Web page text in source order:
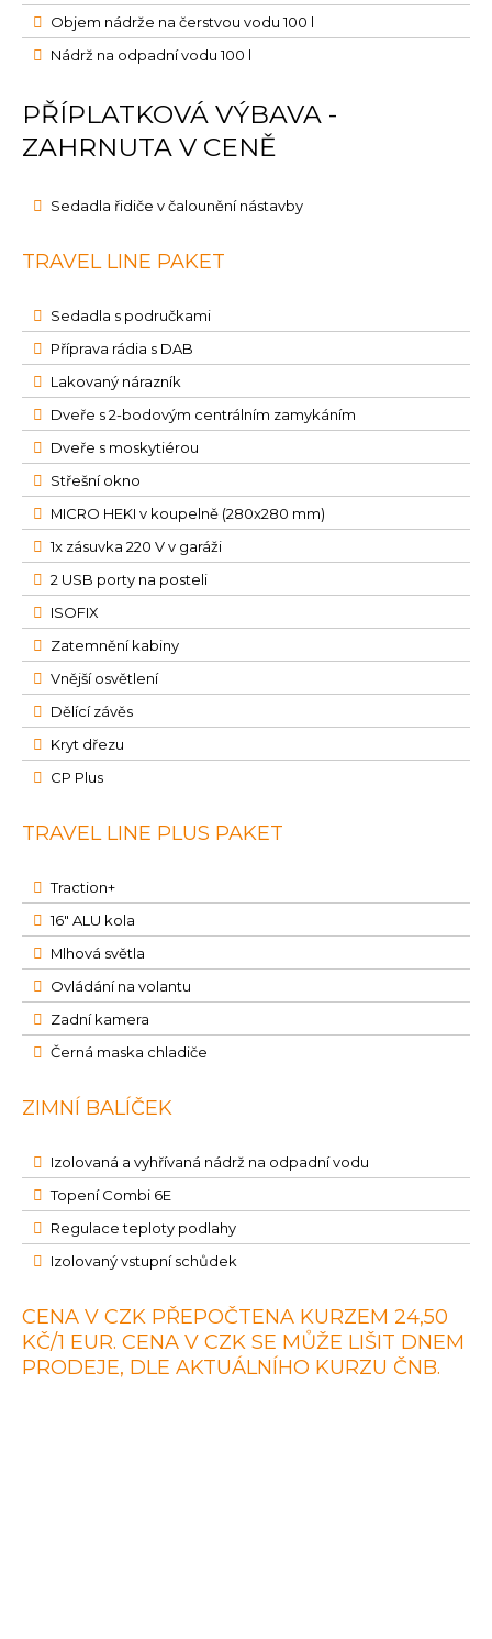
Objem nádrže na čerstvou vodu 100 l
Nádrž na odpadní vodu 100 l
PŘÍPLATKOVÁ VÝBAVA -
ZAHRNUTA V CENĚ
Sedadla řidiče v čalounění nástavby
TRAVEL LINE PAKET
Sedadla s područkami
Příprava rádia s DAB
Lakovaný nárazník
Dveře s 2-bodovým centrálním zamykáním
Dveře s moskytiérou
Střešní okno
MICRO HEKI v koupelně (280x280 mm)
1x zásuvka 220 V v garáži
2 USB porty na posteli
ISOFIX
Zatemnění kabiny
Vnější osvětlení
Dělící závěs
Kryt dřezu
CP Plus
TRAVEL LINE PLUS PAKET
Traction+
16" ALU kola
Mlhová světla
Ovládání na volantu
Zadní kamera
Černá maska chladiče
ZIMNÍ BALÍČEK
Izolovaná a vyhřívaná nádrž na odpadní vodu
Topení Combi 6E
Regulace teploty podlahy
Izolovaný vstupní schůdek
CENA V CZK PŘEPOČTENA KURZEM 24,50
KČ/1 EUR. CENA V CZK SE MŮŽE LIŠIT DNEM
PRODEJE, DLE AKTUÁLNÍHO KURZU ČNB.